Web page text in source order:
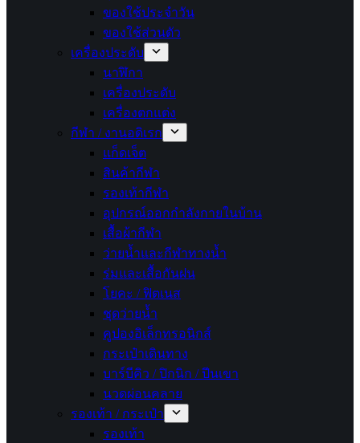
ของใช้ประจำวัน
ของใช้ส่วนตัว
เครื่องประดับ
นาฬิกา
เครื่องประดับ
เครื่องตกแต่ง
กีฬา / งานอดิเรก
แก็ดเจ็ต
สินค้ากีฬา
รองเท้ากีฬา
อุปกรณ์ออกกำลังกายในบ้าน
เสื้อผ้ากีฬา
ว่ายน้ำและกีฬาทางน้ำ
ร่มและเสื้อกันฝน
โยคะ / ฟิตเนส
ชุดว่ายน้ำ
คูปองอิเล็กทรอนิกส์
กระเป๋าเดินทาง
บาร์บีคิว / ปิกนิก / ปีนเขา
นวดผ่อนคลาย
รองเท้า / กระเป๋า
รองเท้า